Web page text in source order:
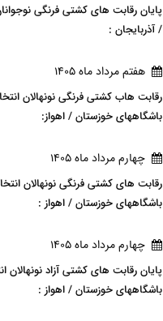
پایان رقابت های کشتی فرنگی
/ آذربایجان :
هفتم مرداد ماه 1405
رقابت هاب کشتی فرنگی نونهالان
باشگاههای خوزستان / اهواز:
چهارم مرداد ماه 1405
رقابت های کشتی فرنگی نونهالان
باشگاههای خوزستان / اهواز :
چهارم مرداد ماه 1405
پایان رقابت های کشتی آزاد نونهالان
باشگاههای خوزستان / اهواز :